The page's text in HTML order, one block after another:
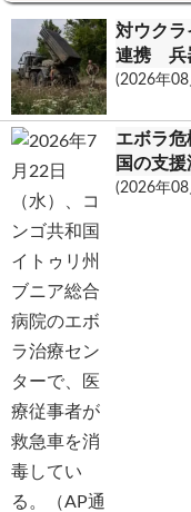
.
m
対ウクラ
連携 兵
(2026年
エボラ
国の支
(2026年